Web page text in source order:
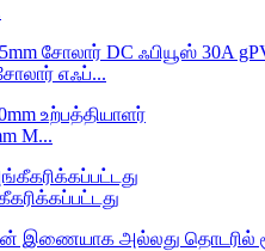
எஃப்...
M...